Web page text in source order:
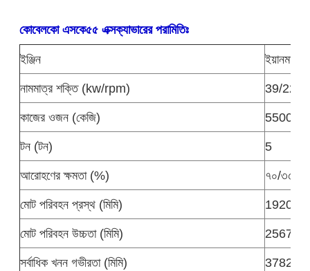
কোবেলকো এসকে৫৫ এক্সক্যাভারের পরামিতিঃ
ইঞ্জিন
ইয়ানমার
নামমাত্র শক্তি (kw/rpm)
39/2200
কাজের ওজন (কেজি)
5500
টন (টন)
5
আরোহণের ক্ষমতা (%)
৭০/৩৫
মোট পরিবহন প্রস্থ (মিমি)
1920
মোট পরিবহন উচ্চতা (মিমি)
2567
সর্বাধিক খনন গভীরতা (মিমি)
3782